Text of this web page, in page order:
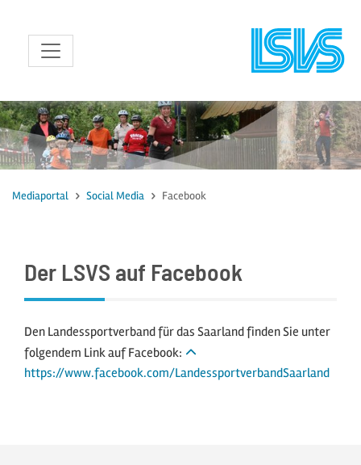
zum Inhalt
Mediaportal Social Media Facebook
Der LSVS auf Facebook
Den Landessportverband für das Saarland finden Sie unter
folgendem Link auf Facebook:
https://www.facebook.com/LandessportverbandSaarland